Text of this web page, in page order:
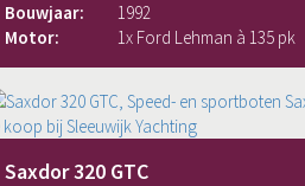
Bouwjaar:
1992
Motor:
1x Ford Lehman à 135 pk
Saxdor 320 GTC